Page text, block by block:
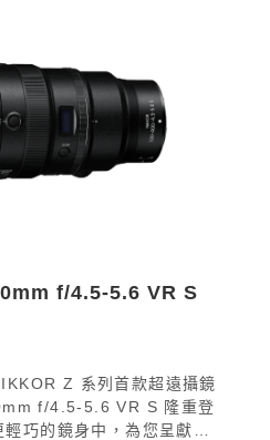
f/4.5-5.6 VR S
Z 系列首款超遠攝鏡
f/4.5-5.6 VR S 隆重登
巧的鏡身中，為您呈獻超